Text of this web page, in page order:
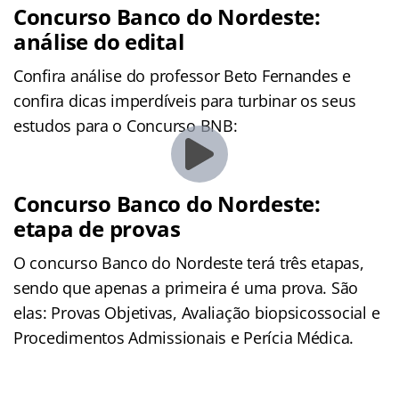
Concurso Banco do Nordeste:
análise do edital
Confira análise do professor Beto Fernandes e
confira dicas imperdíveis para turbinar os seus
estudos para o Concurso BNB:
Concurso Banco do Nordeste:
etapa de provas
O concurso Banco do Nordeste terá três etapas,
sendo que apenas a primeira é uma prova. São
elas: Provas Objetivas, Avaliação biopsicossocial e
Procedimentos Admissionais e Perícia Médica.